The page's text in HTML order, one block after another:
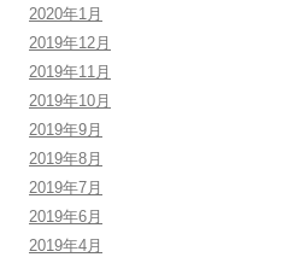
2020年1月
2019年12月
2019年11月
2019年10月
2019年9月
2019年8月
2019年7月
2019年6月
2019年4月